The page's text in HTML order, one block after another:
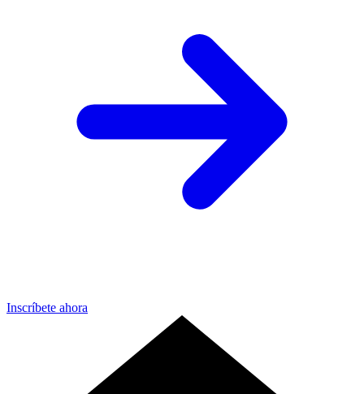
Inscríbete ahora